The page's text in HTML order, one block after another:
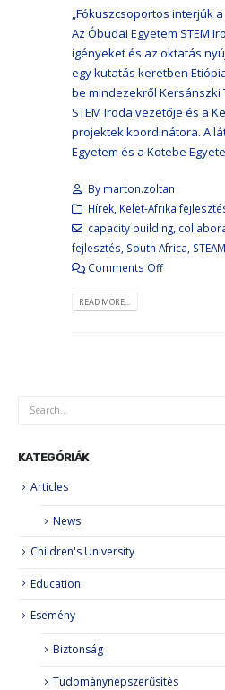
„Fókuszcsoportos interjúk
Az Óbudai Egyetem STEM
igényeket és az oktatás
egy kutatás keretben
be mindezekről Kersánszki
STEM Iroda vezetője és a
projektek koordinátora. A
Egyetem és a Kotebe
By marton.zoltan
Hírek, Kelet-Afrika
capacity building,
fejlesztés South Africa STEAM
Comments Off
READ MORE...
KATEGÓRIÁK
Articles
News
Children's University
Education
Esemény
Biztonság
Tudománynépszerűsítés